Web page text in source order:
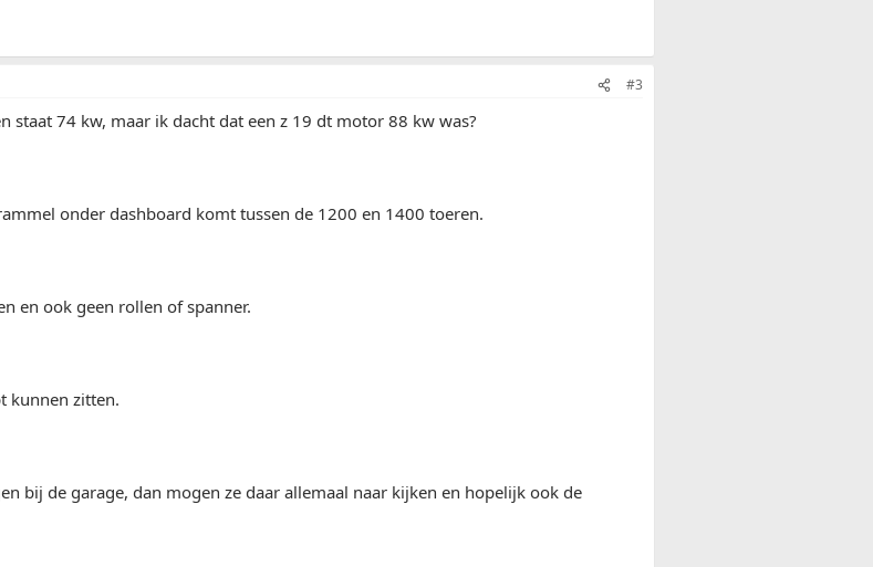
#3
staat 74 kw, maar ik dacht dat een z 19 dt motor 88 kw was?
onder dashboard komt tussen de 1200 en 1400 toeren.
en ook geen rollen of spanner.
kunnen zitten.
bij de garage, dan mogen ze daar allemaal naar kijken en hopelijk ook de